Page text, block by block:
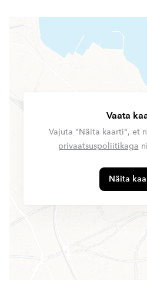
Vaata
Vajuta "Näita kaarti", et
privaatsuspoliitikaga
Näita